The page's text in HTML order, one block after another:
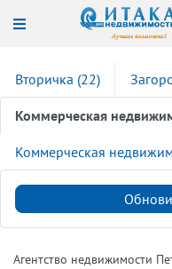
Вторичка (22)
Коммерческая
Коммерческая
Агентство недвижимости